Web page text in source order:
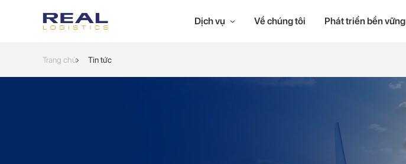
Dịch vụ Về chúng tôi Phát triển bền vững
Trang chủ Tin tức